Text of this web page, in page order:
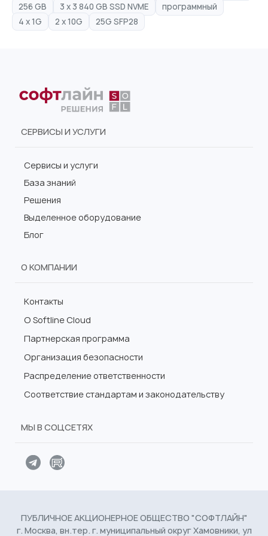
256 GB
3 x 3 840 GB SSD NVME
программный
4 x 1G
2 x 10G 25G SFP28
СЕРВИСЫ И УСЛУГИ
Сервисы и услуги
База знаний
Решения
Выделенное оборудование
Блог
О КОМПАНИИ
Контакты
О Softline Cloud
Партнерская программа
Организация безопасности
Распределение ответственности
Соответствие стандартам и законодательству
МЫ В СОЦСЕТЯХ
ПУБЛИЧНОЕ АКЦИОНЕРНОЕ ОБЩЕСТВО "СОФТЛАЙН"
г. Москва, вн.тер. г. муниципальный округ Хамовники, ул